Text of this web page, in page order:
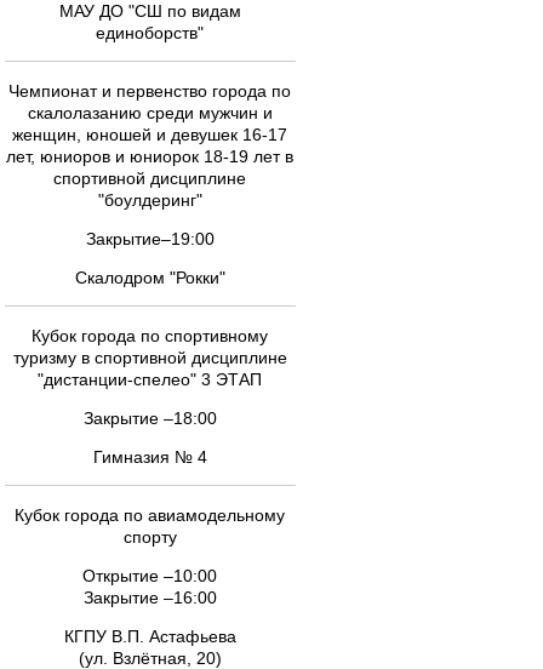
МАУ ДО "СШ по видам
единоборств"
Чемпионат и первенство города по
скалолазанию среди мужчин и
женщин, юношей и девушек 16-17
лет, юниоров и юниорок 18-19 лет в
спортивной дисциплине
"боулдеринг"
Закрытие–19:00
Скалодром "Рокки"
Кубок города по спортивному
туризму в спортивной дисциплине
"дистанции-спелео" 3 ЭТАП
Закрытие –18:00
Гимназия № 4
Кубок города по авиамодельному
спорту
Открытие –10:00
Закрытие –16:00
КГПУ В.П. Астафьева
(ул. Взлётная, 20)